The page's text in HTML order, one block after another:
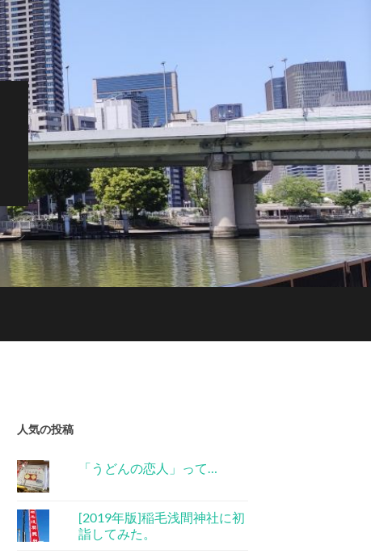
人気の投稿
「うどんの恋人」って…
[2019年版]稲毛浅間神社に初
詣してみた。